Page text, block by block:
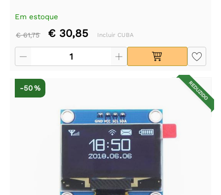
Em estoque
€ 61,75 € 30,85 Incluir CUBA
REDUZIDO
-50 %